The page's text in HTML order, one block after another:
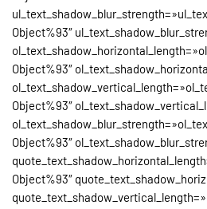
Object%93″
Object%93″
Object%93″
Object%93″
Object%93″